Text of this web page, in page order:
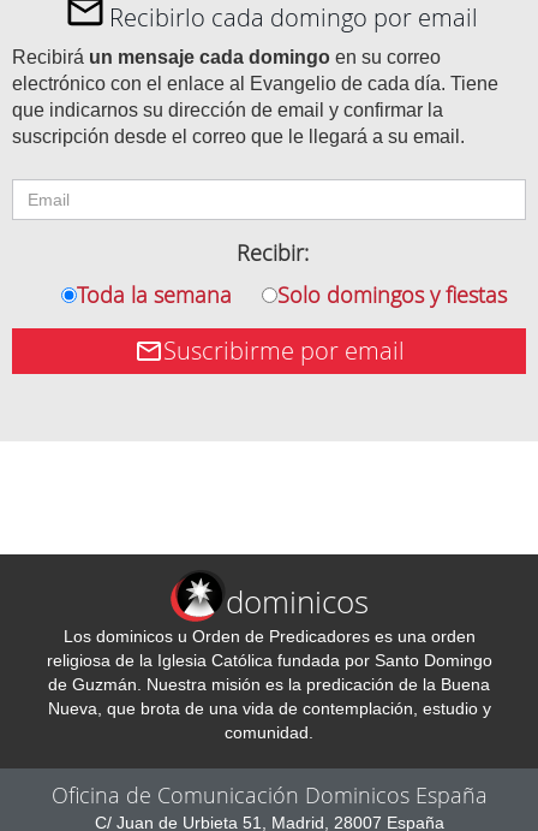
Recibirlo cada domingo por email
Recibirá un mensaje cada domingo en su correo
electrónico con el enlace al Evangelio de cada día. Tiene
que indicarnos su dirección de email y confirmar la
suscripción desde el correo que le llegará a su email.
Recibir:
Toda la semana
Solo domingos y fiestas
Suscribirme por email
dominicos
Los dominicos u Orden de Predicadores es una orden
religiosa de la Iglesia Católica fundada por Santo Domingo
de Guzmán. Nuestra misión es la predicación de la Buena
Nueva, que brota de una vida de contemplación, estudio y
comunidad.
Oficina de Comunicación Dominicos España
C/ Juan de Urbieta 51, Madrid, 28007 España